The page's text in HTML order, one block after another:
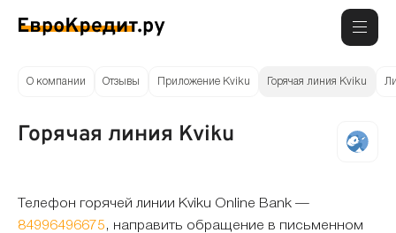
О компании Отзывы Приложение Kviku Горячая линия Kviku
Горячая линия Kviku
Телефон горячей линии Kviku Online Bank —
84996496675 , направить обращение в письменном